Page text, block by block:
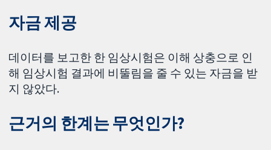
자금 제공
데이터를 보고한 한 임상시험은 이해 상충으로 인
해 임상시험 결과에 비뚤림을 줄 수 있는 자금을 받
지 않았다.
근거의 한계는 무엇인가?